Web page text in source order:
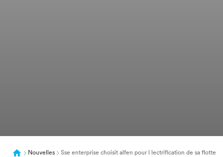
Nouvelles Sse enterprise choisit alfen pour l lectrification de sa flotte